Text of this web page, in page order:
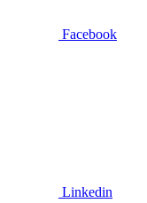
Facebook
Linkedin